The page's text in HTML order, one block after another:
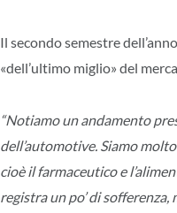
Il secondo semestre
«dell’ultimo miglio» del
“Notiamo un andamento
dell’automotive. Siamo
cioè il farmaceutico e
registra un po’ di